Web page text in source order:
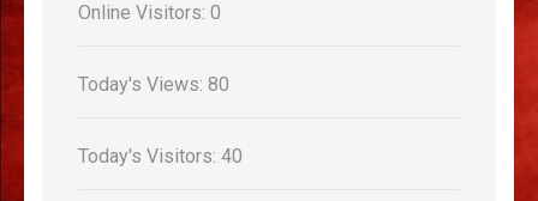
Online Visitors: 0
Today's Views: 80
Today's Visitors: 40